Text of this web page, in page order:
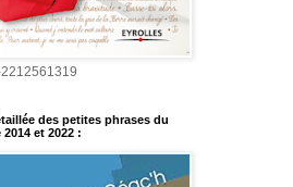
des petites phrases du
et 2022 :